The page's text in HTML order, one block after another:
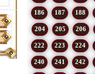
186 187 188
204 205 206
222 223 224
240 241 242